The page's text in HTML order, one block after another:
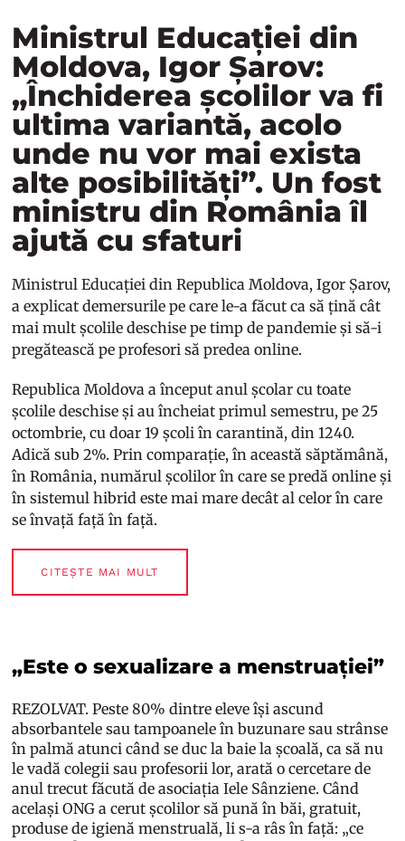
Ministrul Educației din
Moldova, Igor Șarov:
„Închiderea școlilor va fi
ultima variantă, acolo
unde nu vor mai exista
alte posibilități”. Un fost
ministru din România îl
ajută cu sfaturi
Ministrul Educației din Republica Moldova, Igor Șarov,
a explicat demersurile pe care le-a făcut ca să țină cât
mai mult școlile deschise pe timp de pandemie și să-i
pregătească pe profesori să predea online.
Republica Moldova a început anul școlar cu toate
școlile deschise și au încheiat primul semestru, pe 25
octombrie, cu doar 19 școli în carantină, din 1240.
Adică sub 2%. Prin comparație, în această săptămână,
în România, numărul școlilor în care se predă online și
în sistemul hibrid este mai mare decât al celor în care
se învață față în față.
CITEȘTE MAI MULT
„Este o sexualizare a menstruației”
REZOLVAT. Peste 80% dintre eleve își ascund
absorbantele sau tampoanele în buzunare sau strânse
în palmă atunci când se duc la baie la școală, ca să nu
le vadă colegii sau profesorii lor, arată o cercetare de
anul trecut făcută de asociația Iele Sânziene. Când
același ONG a cerut școlilor să pună în băi, gratuit,
produse de igienă menstruală, li s-a râs în față: „ce